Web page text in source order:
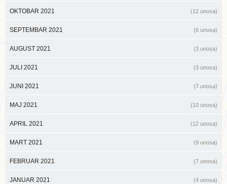
OKTOBAR 2021 (12 unosa)
SEPTEMBAR 2021 (6 unosa)
AUGUST 2021 (3 unosa)
JULI 2021 (3 unosa)
JUNI 2021 (7 unosa)
MAJ 2021 (10 unosa)
APRIL 2021 (12 unosa)
MART 2021 (9 unosa)
FEBRUAR 2021 (7 unosa)
JANUAR 2021 (4 unosa)